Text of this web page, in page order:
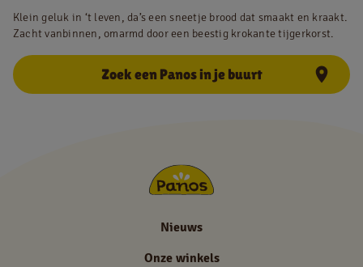
Privacy policy
Cookie policy
Klein geluk in ‘t leven, da’s een sneetje brood dat smaakt en kraakt.
Zacht vanbinnen, omarmd door een beestig krokante tijgerkorst.
Zoek een Panos in je buurt
Nieuws
Onze winkels